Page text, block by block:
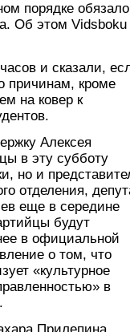
порядке
Об этом Vidsboku
и сказали,
причинам, кроме
на ковер к
Алексея
в эту субботу
но и
отделения,
еще в середине
будут
в официальной
о том, что
«культурное
в